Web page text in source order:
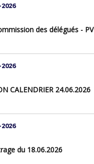
des délégués - PV
CALENDRIER 24.06.2026
du 18.06.2026